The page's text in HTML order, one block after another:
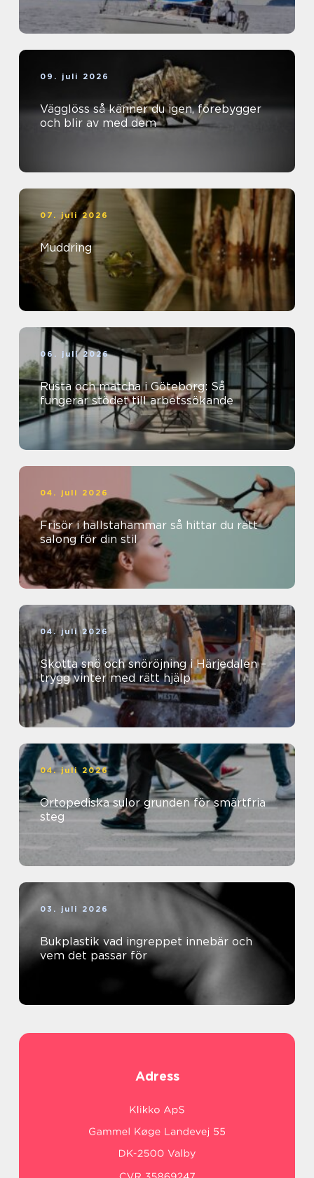
09. juli 2026
Vägglöss så känner du igen, förebygger
och blir av med dem
07. juli 2026
Muddring
06. juli 2026
Rusta och matcha i Göteborg: Så
fungerar stödet till arbetssökande
04. juli 2026
Frisör i hallstahammar så hittar du rätt
salong för din stil
04. juli 2026
Skotta snö och snöröjning i Härjedalen –
trygg vinter med rätt hjälp
04. juli 2026
Ortopediska sulor grunden för smärtfria
steg
03. juli 2026
Bukplastik vad ingreppet innebär och
vem det passar för
Adress